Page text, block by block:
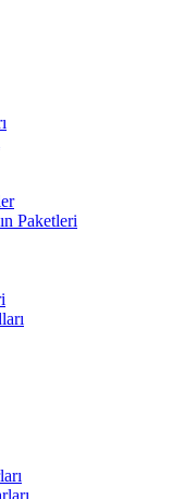
Paketleri